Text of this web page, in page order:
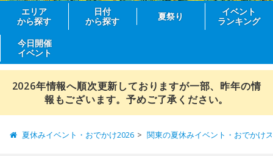
エリア
から探す
日付
から探す
夏祭り
イベント
ランキング
今日開催
イベント
2026年情報へ順次更新しておりますが一部、昨年の情
報もございます。予めご了承ください。
夏休みイベント・おでかけ2026 関東の夏休みイベント・おでかけ